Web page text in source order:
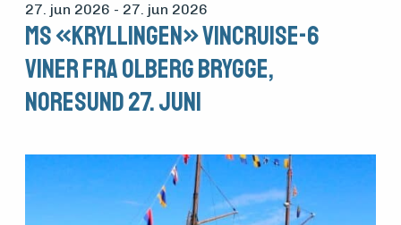
27. jun 2026 - 27. jun 2026
MS «Kryllingen» Vincruise-6
viner fra Olberg brygge,
Noresund 27. Juni